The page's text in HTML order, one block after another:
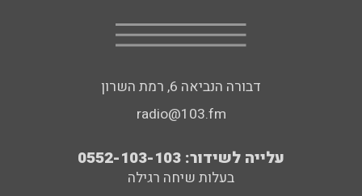
דבורה הנביאה 6, רמת השרון
radio@103.fm
עלייה לשידור: 0552-103-103
בעלות שיחה רגילה